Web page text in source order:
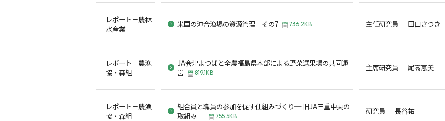
レポート－農林
水産業
米国の沖合漁場の資源管理 その7 736.2KB 主任研究員 田口さつき
レポート－農漁
協・森組
JA会津よつばと全農福島県本部による野菜選果場の共同運
営
819.1KB
主席研究員 尾高恵美
レポート－農漁
協・森組
組合員と職員の参加を促す仕組みづくり─ 旧JA三重中央の
取組み ─
755.5KB
研究員 長谷祐